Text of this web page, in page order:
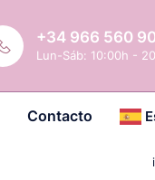
+34 966 560
Lun-Sáb: 10:00h -
Contacto